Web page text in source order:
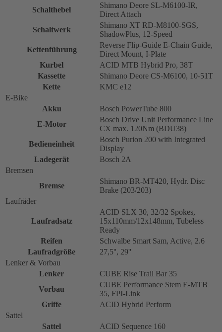
Schalthebel
Shimano Deore SL-M6100-IR,
Direct Attach
Schaltwerk
Shimano XT RD-M8100-SGS,
ShadowPlus, 12-Speed
Kettenführung
Reverse Flip-Guide E-Chain Guide,
Direct Mount, I-Plate
Kurbel
ACID MTB Hybrid Pro, 38T
Kassette
Shimano Deore CS-M6100, 10-51T
Kette
KMC e12
E-Bike
Akku
Bosch PowerTube 800
E-Motor
Bosch Drive Unit Performance Line
CX max. 120Nm (BDU38)
Bedieneinheit
Bosch Purion 200 with Integrated
Display
Ladegerät
Bosch 2A
Bremsen
Bremse
Shimano BR-MT420, Hydr. Disc
Brake (203/203)
Laufräder
Laufradsatz
ACID SLX 30, 32/32 Spokes,
15x110mm/12x148mm, Tubeless
Ready
Reifen
Schwalbe Smart Sam, Active, 2.6
Laufradgröße
27,5'', 29''
Lenker & Vorbau
Lenker
CUBE Rise Trail Bar 35
Vorbau
CUBE Performance Stem E-MTB
35, FPI-Link
Griffe
ACID Hybrid Perform
Sattel
Sattel
ACID Sequence 160